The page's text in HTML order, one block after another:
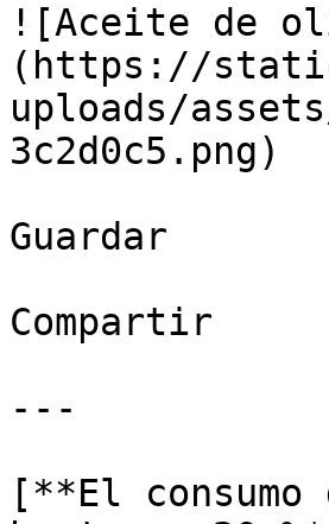
![Aceite de
(https://
uploads/
3c2d0c5.png)
Guardar
Compartir
---
[**El